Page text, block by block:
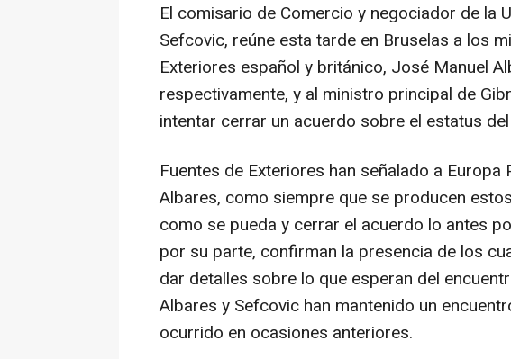
El comisario de Comercio y negociador de la
Sefcovic, reúne esta tarde en Bruselas a los
Exteriores español y británico, José Manuel
respectivamente, y al ministro principal de
intentar cerrar un acuerdo sobre el estatus
Fuentes de Exteriores han señalado a Europa
Albares, como siempre que se producen
como se pueda y cerrar el acuerdo lo antes
por su parte, confirman la presencia de los
dar detalles sobre lo que esperan del
Albares y Sefcovic han mantenido un
ocurrido en ocasiones anteriores.